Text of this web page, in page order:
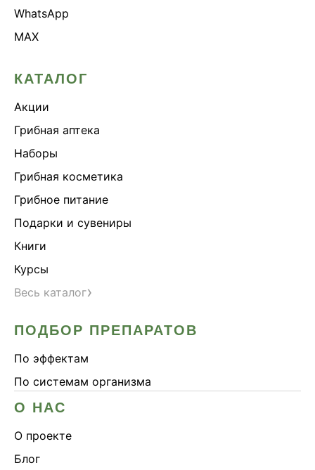
WhatsApp
MAX
КАТАЛОГ
Акции
Грибная аптека
Наборы
Грибная косметика
Грибное питание
Подарки и сувениры
Книги
Курсы
Весь каталог›
ПОДБОР ПРЕПАРАТОВ
По эффектам
По системам организма
О НАС
О проекте
Блог